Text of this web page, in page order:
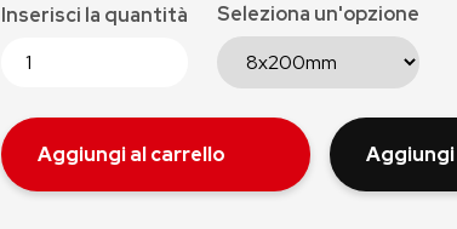
Inserisci la quantità Seleziona un'opzione
Aggiungi al carrello Aggiungi